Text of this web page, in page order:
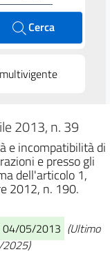
Cerca
multivigente
2013, n. 39
e incompatibilità di
e presso gli
dell'articolo 1,
2012, n. 190.
04/05/2013 (Ultimo